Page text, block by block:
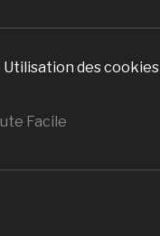
Utilisation des cookies
Facile